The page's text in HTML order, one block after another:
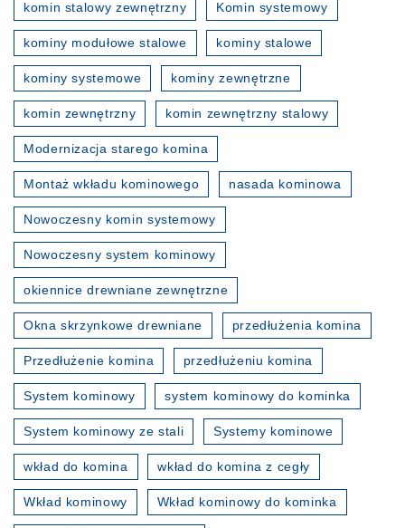
komin stalowy zewnętrzny Komin systemowy
kominy modułowe stalowe kominy stalowe
kominy systemowe kominy zewnętrzne
komin zewnętrzny komin zewnętrzny stalowy
Modernizacja starego komina
Montaż wkładu kominowego nasada kominowa
Nowoczesny komin systemowy
Nowoczesny system kominowy
okiennice drewniane zewnętrzne
Okna skrzynkowe drewniane przedłużenia komina
Przedłużenie komina przedłużeniu komina
System kominowy system kominowy do kominka
System kominowy ze stali Systemy kominowe
wkład do komina wkład do komina z cegły
Wkład kominowy Wkład kominowy do kominka